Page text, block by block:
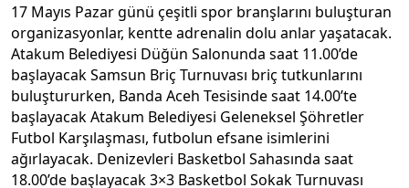
17 Mayıs Pazar günü çeşitli spor branşlarını buluşturan
organizasyonlar, kentte adrenalin dolu anlar yaşatacak.
Atakum Belediyesi Düğün Salonunda saat 11.00’de
başlayacak Samsun Briç Turnuvası briç tutkunlarını
buluştururken, Banda Aceh Tesisinde saat 14.00’te
başlayacak Atakum Belediyesi Geleneksel Şöhretler
Futbol Karşılaşması, futbolun efsane isimlerini
ağırlayacak. Denizevleri Basketbol Sahasında saat
18.00’de başlayacak 3×3 Basketbol Sokak Turnuvası